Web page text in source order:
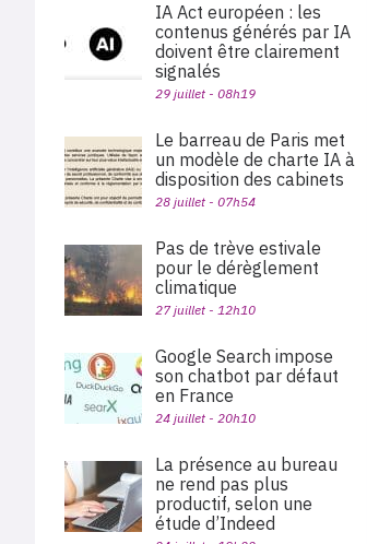
IA Act européen : les
contenus générés par IA
doivent être clairement
signalés
29 juillet - 08h19
Le barreau de Paris met
un modèle de charte IA à
disposition des cabinets
28 juillet - 07h54
Pas de trève estivale
pour le dérèglement
climatique
27 juillet - 12h10
Google Search impose
son chatbot par défaut
en France
24 juillet - 20h10
La présence au bureau
ne rend pas plus
productif, selon une
étude d’Indeed